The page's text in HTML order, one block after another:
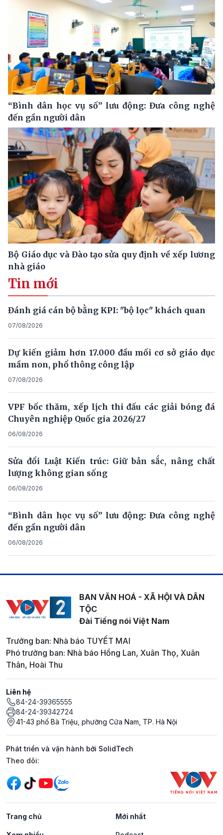
“Bình dân học vụ số” lưu động: Đưa công nghệ
đến gần người dân
Bộ Giáo dục và Đào tạo sửa quy định về xếp lương
nhà giáo
Tin mới
Đánh giá cán bộ bằng KPI: "bộ lọc" khách quan
07/08/2026
Dự kiến giảm hơn 17.000 đầu mối cơ sở giáo dục
mầm non, phổ thông công lập
07/08/2026
VPF bốc thăm, xếp lịch thi đấu các giải bóng đá
Chuyên nghiệp Quốc gia 2026/27
06/08/2026
Sửa đổi Luật Kiến trúc: Giữ bản sắc, nâng chất
lượng không gian sống
06/08/2026
“Bình dân học vụ số” lưu động: Đưa công nghệ
đến gần người dân
06/08/2026
BAN VĂN HOÁ - XÃ HỘI VÀ DÂN
TỘC
Đài Tiếng nói Việt Nam
Trưởng ban: Nhà báo TUYẾT MAI
Phó trưởng ban: Nhà báo Hồng Lan, Xuân Thọ, Xuân
Thân, Hoài Thu
Liên hệ
84-24-39365555
84-24-39342724
41-43 phố Bà Triệu, phường Cửa Nam, TP. Hà Nội
Phát triển và vận hành bởi SolidTech
Mạng xã hội
Theo dõi:
Trang chủ Mới nhất